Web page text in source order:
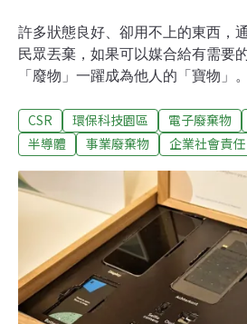
許多狀態良好、卻用不上的東西，
民眾丟棄，如果可以媒合給有需要
「廢物」一躍成為他人的「寶物」
構，每年成功媒合33萬件物品，更
求索取物資，減少不必要的整理成
「環應科技」獲得新創組金獎。循
境科技」、「中台資源科技」、「
「台泥和平廠」、「日月光十一廠
保署副署長沈志修於典禮致詞呼籲
品價值，以達成零廢棄目標。循環
去年事業廢棄物再利用率超過八成
利用技術，並鼓勵民間投入創新循
CSR 環保科技園區 電子廢棄物
半導體
事業廢棄物 企業社會責任